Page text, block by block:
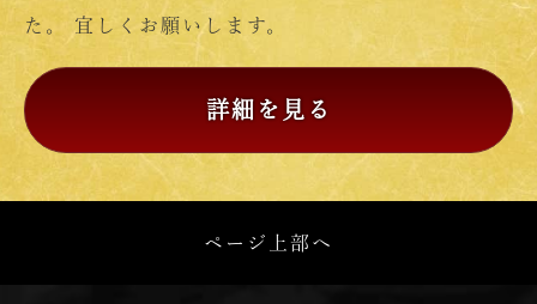
た。 宜しくお願いします。
詳細を見る
ページ上部へ